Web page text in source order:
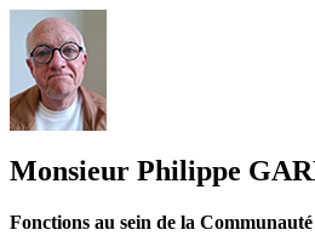
Monsieur Philippe
Fonctions au sein de la